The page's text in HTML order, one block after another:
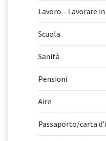
Lavoro – Lavorare
Scuola
Sanità
Pensioni
Aire
Passaporto/carta